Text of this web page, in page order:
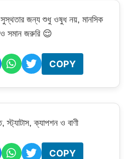
সুস্থতার জন্য শুধু ওষুধ নয়, মানসিক
সমান জরুরি 😌
COPY
স্ট্যাটাস, ক্যাপশন ও বাণী
COPY